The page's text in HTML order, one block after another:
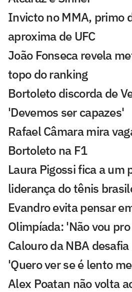
Invicto no MMA, primo
aproxima de UFC
João Fonseca revela
topo do ranking
Bortoleto discorda de
'Devemos ser capazes'
Rafael Câmara mira
Bortoleto na F1
Laura Pigossi fica a um
liderança do tênis
Evandro evita pensar
Olimpíada: 'Não vou
Calouro da NBA
'Quero ver se é lento
Alex Poatan não volta